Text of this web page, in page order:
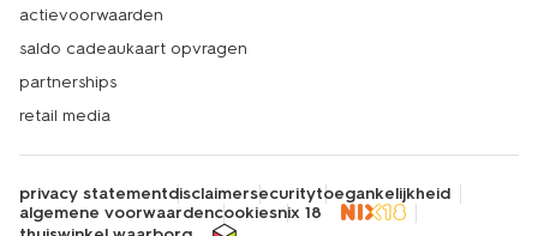
actievoorwaarden
saldo cadeaukaart opvragen
partnerships
retail media
privacy statementdisclaimersecuritytoegankelijkheid
algemene voorwaardencookiesnix 18